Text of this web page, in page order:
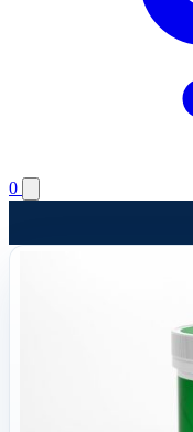
0